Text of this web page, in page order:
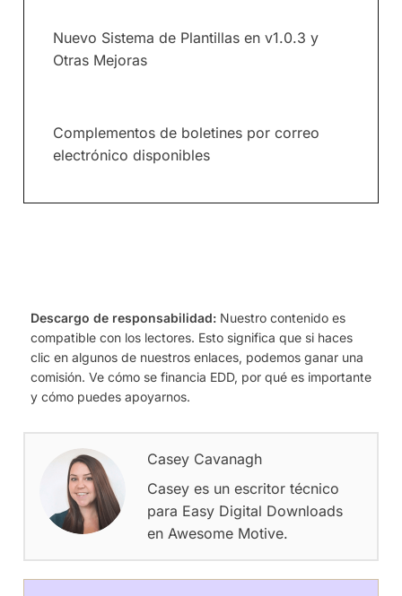
Nuevo Sistema de Plantillas en v1.0.3 y
Otras Mejoras
Complementos de boletines por correo
electrónico disponibles
Descargo de responsabilidad: Nuestro contenido es
compatible con los lectores. Esto significa que si haces
clic en algunos de nuestros enlaces, podemos ganar una
comisión. Ve cómo se financia EDD, por qué es importante
y cómo puedes apoyarnos.
Casey Cavanagh
Casey es un escritor técnico
para Easy Digital Downloads
en Awesome Motive.